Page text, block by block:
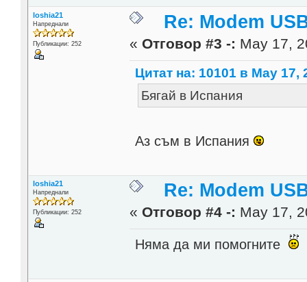
loshia21
Напреднали
Публикации: 252
Re: Modem
« Отговор #3 -: May 17,
Цитат на: 10101 в May 17,
Бягай в Испания
Аз съм в Испания
loshia21
Напреднали
Публикации: 252
Re: Modem
« Отговор #4 -: May 17,
Няма да ми помогните